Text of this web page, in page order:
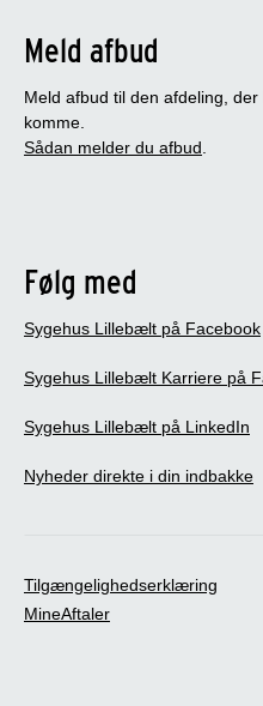
Meld afbud
Meld afbud til den afdeling,
komme.
Sådan melder du afbud.
Følg med
Sygehus Lillebælt på Facebook
Sygehus Lillebælt Karriere på
Sygehus Lillebælt på LinkedIn
Nyheder direkte i din indbakke
Tilgængelighedserklæring
MineAftaler